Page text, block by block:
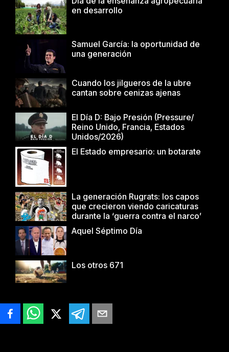
en desarrollo
Samuel García: la oportunidad de
una generación
Cuando los jilgueros de la ubre
cantan sobre cenizas ajenas
El Día D: Bajo Presión (Pressure/
Reino Unido, Francia, Estados
Unidos/2026)
El Estado empresario: un botarate
La generación Rugrats: los capos
que crecieron viendo caricaturas
durante la ‘guerra contra el narco’
Aquel Séptimo Día
Los otros 671